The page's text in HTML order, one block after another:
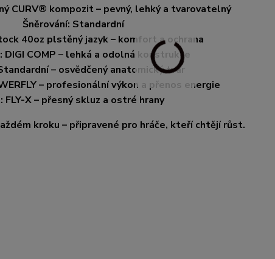
CURV® kompozit – pevný, lehký a tvarovatelný
Šněrování: Standardní
40oz plstěný jazyk – komfort a ochrana
DIGI COMP – lehká a odolná konstrukce
– osvědčený anatomický tvar
– profesionální výkon a přenos energie
FLY-X – přesný skluz a ostré hrany
kroku – připravené pro hráče, kteří chtějí růst.